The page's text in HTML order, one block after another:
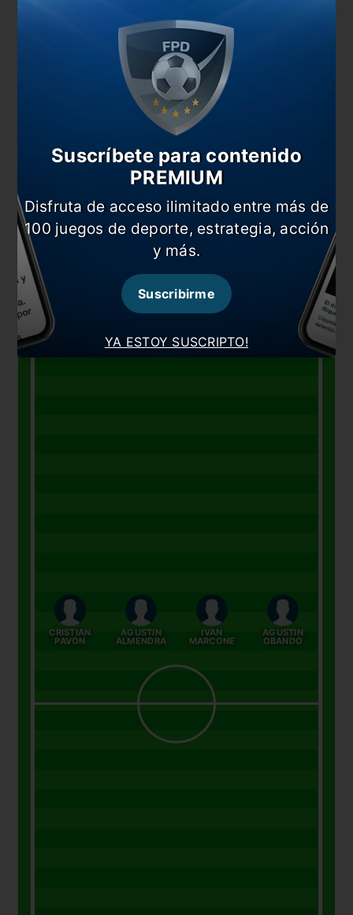
LISANDRO
LOPEZ
JUNIOR
ALONSO
CRISTIAN
PAVON
AGUSTIN
ALMENDRA
IVAN
MARCONE
AGUSTIN
OBANDO
YA ESTOY SUSCRIPTO!
Suscríbete para contenido
PREMIUM
Disfruta de acceso ilimitado entre más de
100 juegos de deporte, estrategia, acción
y más.
Suscribirme